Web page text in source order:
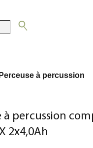
Perceuse à percussion
à percussion
2x4,0Ah